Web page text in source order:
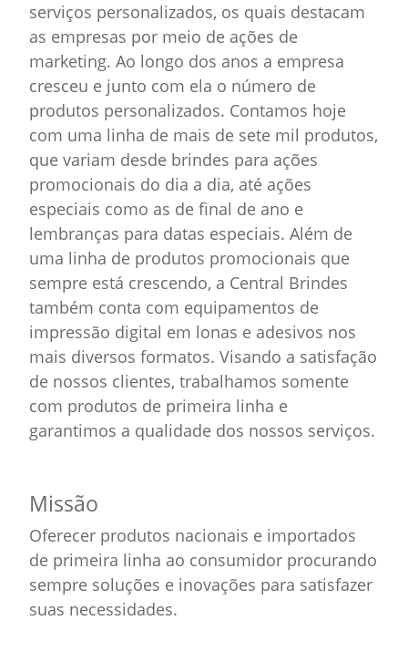
serviços personalizados, os quais destacam
as empresas por meio de ações de
marketing. Ao longo dos anos a empresa
cresceu e junto com ela o número de
produtos personalizados. Contamos hoje
com uma linha de mais de sete mil produtos,
que variam desde brindes para ações
promocionais do dia a dia, até ações
especiais como as de final de ano e
lembranças para datas especiais. Além de
uma linha de produtos promocionais que
sempre está crescendo, a Central Brindes
também conta com equipamentos de
impressão digital em lonas e adesivos nos
mais diversos formatos. Visando a satisfação
de nossos clientes, trabalhamos somente
com produtos de primeira linha e
garantimos a qualidade dos nossos serviços.
Missão
Oferecer produtos nacionais e importados
de primeira linha ao consumidor procurando
sempre soluções e inovações para satisfazer
suas necessidades.